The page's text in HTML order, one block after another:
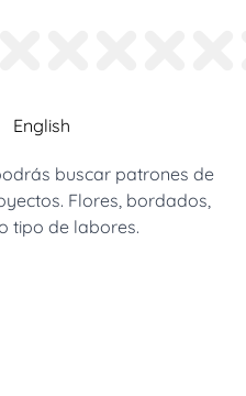
English
buscar patrones de
Flores, bordados,
tipo de labores.